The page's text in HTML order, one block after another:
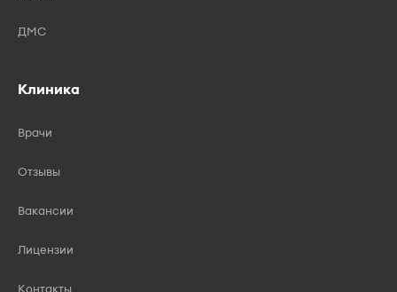
ДМС
Клиника
Врачи
Отзывы
Вакансии
Лицензии
Контакты